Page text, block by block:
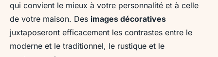
qui convient le mieux à votre personnalité et à celle
de votre maison. Des images décoratives
juxtaposeront efficacement les contrastes entre le
moderne et le traditionnel, le rustique et le